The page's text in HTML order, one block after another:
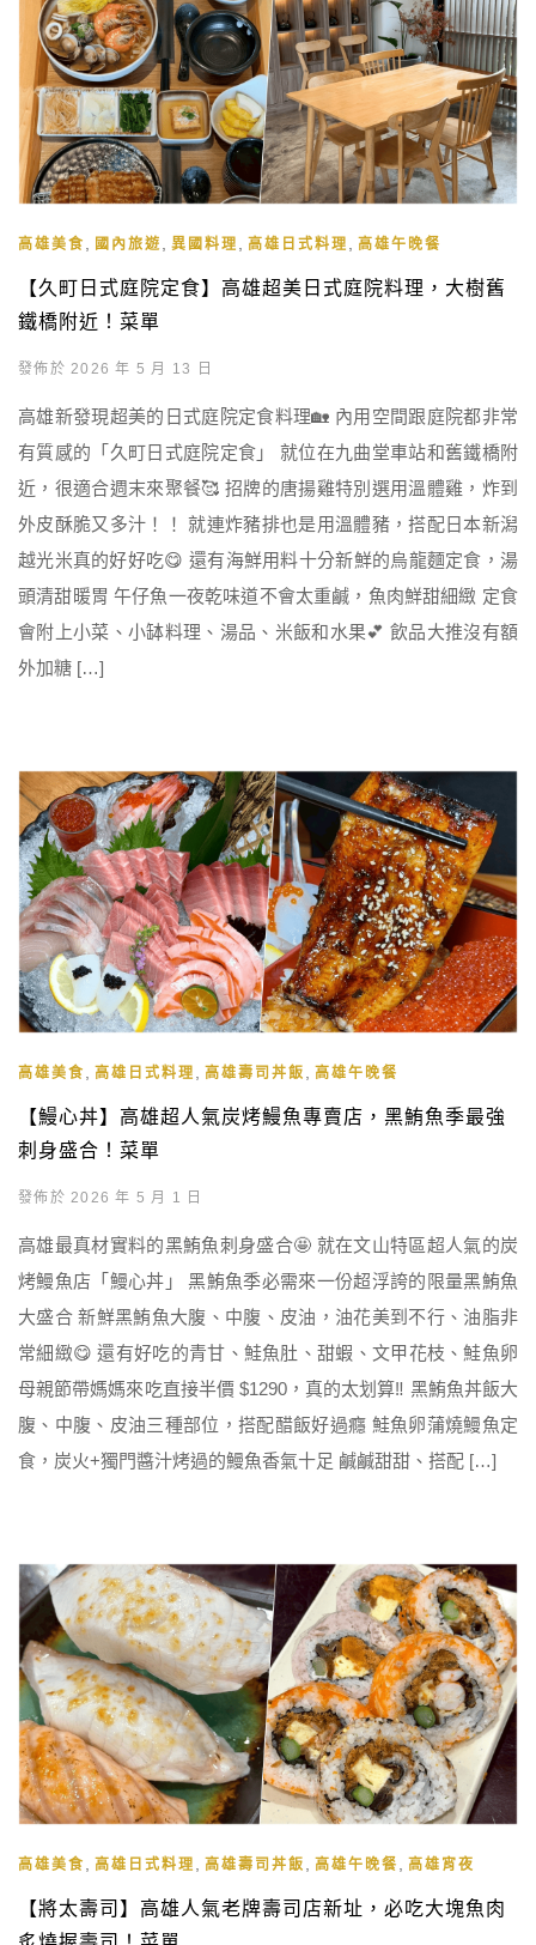
高雄美食 , 國內旅遊, 異國料理 , 高雄日式料理 , 高雄午晚餐
【久町日式庭院定食】高雄超美日式庭院料理，大樹舊
鐵橋附近！菜單
發佈於 2026 年 5 月 13 日
高雄新發現超美的日式庭院定食料理🏡 內用空間跟庭院都非常
有質感的「久町日式庭院定食」 就位在九曲堂車站和舊鐵橋附
近，很適合週末來聚餐🥰 招牌的唐揚雞特別選用溫體雞，炸到
外皮酥脆又多汁！！ 就連炸豬排也是用溫體豬，搭配日本新潟
越光米真的好好吃😋 還有海鮮用料十分新鮮的烏龍麵定食，湯
頭清甜暖胃 午仔魚一夜乾味道不會太重鹹，魚肉鮮甜細緻 定食
會附上小菜、小缽料理、湯品、米飯和水果💕 飲品大推沒有額
外加糖 […]
高雄美食 高雄日式料理 高雄壽司丼飯 高雄午晚餐
【鰻心丼】高雄超人氣炭烤鰻魚專賣店，黑鮪魚季最強
刺身盛合！菜單
發佈於 2026 年 5 月 1 日
高雄最真材實料的黑鮪魚刺身盛合🤩 就在文山特區超人氣的炭
烤鰻魚店「鰻心丼」 黑鮪魚季必需來一份超浮誇的限量黑鮪魚
大盛合 新鮮黑鮪魚大腹、中腹、皮油，油花美到不行、油脂非
常細緻😋 還有好吃的青甘、鮭魚肚、甜蝦、文甲花枝、鮭魚卵
母親節帶媽媽來吃直接半價 $1290，真的太划算‼️ 黑鮪魚丼飯大
腹、中腹、皮油三種部位，搭配醋飯好過癮 鮭魚卵蒲燒鰻魚定
食，炭火+獨門醬汁烤過的鰻魚香氣十足 鹹鹹甜甜、搭配 […]
高雄美食 高雄日式料理 高雄壽司丼飯 高雄午晚餐 高雄宵夜
【將太壽司】高雄人氣老牌壽司店新址，必吃大塊魚肉